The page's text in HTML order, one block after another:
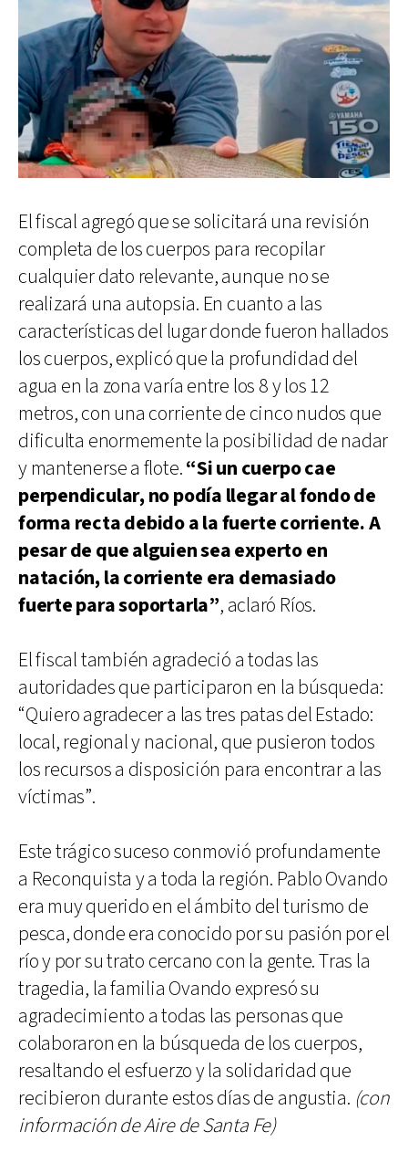
El fiscal agregó que se solicitará una revisión
completa de los cuerpos para recopilar
cualquier dato relevante, aunque no se
realizará una autopsia. En cuanto a las
características del lugar donde fueron hallados
los cuerpos, explicó que la profundidad del
agua en la zona varía entre los 8 y los 12
metros, con una corriente de cinco nudos que
dificulta enormemente la posibilidad de nadar
y mantenerse a flote.“Si un cuerpo cae
perpendicular, no podía llegar al fondo de
forma recta debido a la fuerte corriente. A
pesar de que alguien sea experto en
natación, la corriente era demasiado
fuerte para soportarla”, aclaró Ríos.
El fiscal también agradeció a todas las
autoridades que participaron en la búsqueda:
“Quiero agradecer a las tres patas del Estado:
local, regional y nacional, que pusieron todos
los recursos a disposición para encontrar a las
víctimas”.
Este trágico suceso conmovió profundamente
a Reconquista y a toda la región. Pablo Ovando
era muy querido en el ámbito del turismo de
pesca, donde era conocido por su pasión por el
río y por su trato cercano con la gente. Tras la
tragedia, la familia Ovando expresó su
agradecimiento a todas las personas que
colaboraron en la búsqueda de los cuerpos,
resaltando el esfuerzo y la solidaridad que
recibieron durante estos días de angustia. (con
información de Aire de Santa Fe)